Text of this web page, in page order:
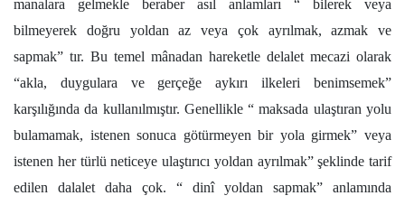
manalara gelmekle beraber asıl anlamları “ bilerek veya
bilmeyerek doğru yoldan az veya çok ayrılmak, azmak ve
sapmak” tır. Bu temel mânadan hareketle delalet mecazi olarak
“akla, duygulara ve gerçeğe aykırı ilkeleri benimsemek”
karşılığında da kullanılmıştır. Genellikle “ maksada ulaştıran yolu
bulamamak, istenen sonuca götürmeyen bir yola girmek” veya
istenen her türlü neticeye ulaştırıcı yoldan ayrılmak” şeklinde tarif
edilen dalalet daha çok. “ dinî yoldan sapmak” anlamında